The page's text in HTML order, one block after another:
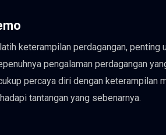
keterampilan perdagangan, penting
pengalaman perdagangan
percaya diri dengan keterampilan
tantangan yang sebenarnya.